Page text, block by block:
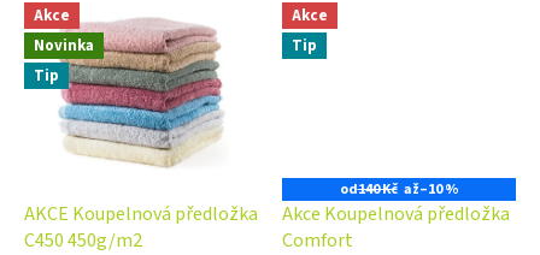
Akce
Novinka
Tip
AKCE Koupelnová předložka
C450 450g/m2
Akce
Tip
od140 Kč až–10 %
Akce Koupelnová předložka
Comfort